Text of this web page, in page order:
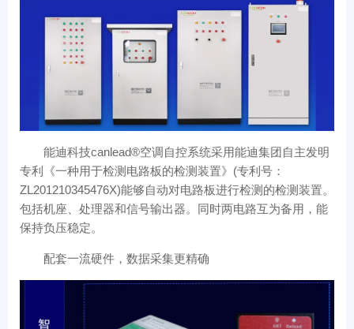
能迪科技canlead®空调自控系统采用能迪集团自主发明
专利《一种用于检测电路板的检测装置》(专利号：
ZL201210345476X)能够自动对电路板进行检测的检测装置。
包括机座、处理器和信号输出器。同时两电路互为备用，能
保持负压稳定。
配套一流硬件，数据采集更精确